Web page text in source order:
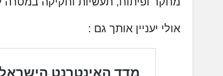
אולי יעניין אותך גם :